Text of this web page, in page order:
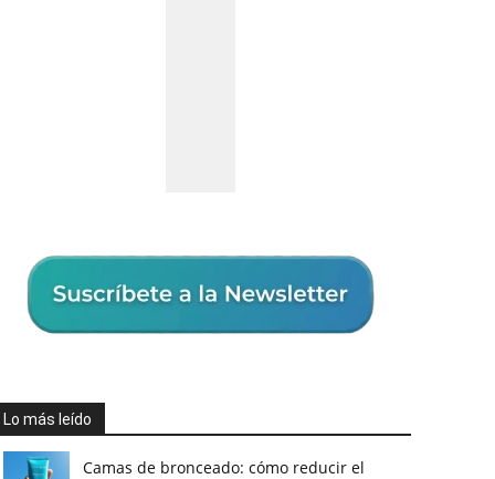
Lo más leído
Camas de bronceado: cómo reducir el